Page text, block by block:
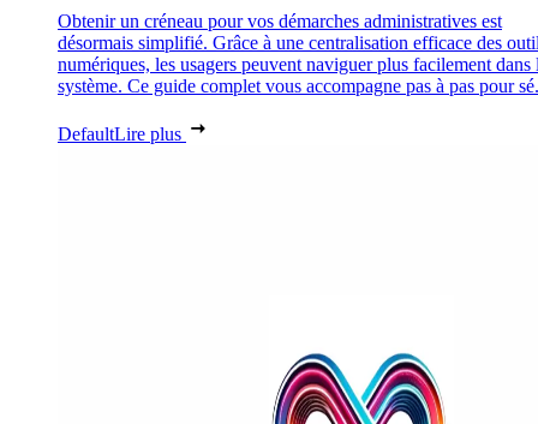
Obtenir un créneau pour vos démarches administratives est
désormais simplifié. Grâce à une centralisation efficace des
numériques, les usagers peuvent naviguer plus facilement dans
système. Ce guide complet vous accompagne pas à pas pour
DefaultLire plus